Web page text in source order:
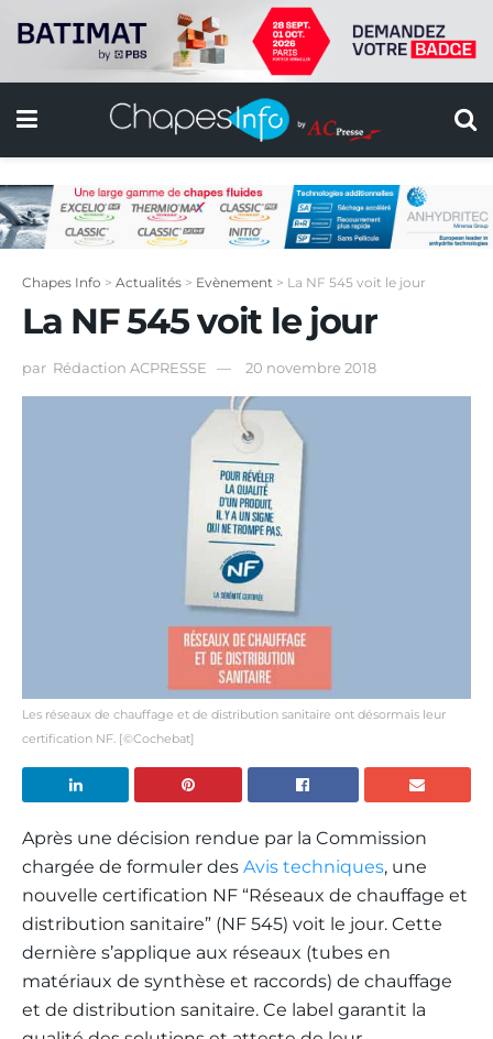
Chapes Info > Actualités > Evènement > La NF 545 voit le jour
La NF 545 voit le jour
par Rédaction ACPRESSE 20 novembre 2018
Les réseaux de chauffage et de distribution sanitaire ont désormais leur
certification NF. [©Cochebat]
Après une décision rendue par la Commission
chargée de formuler des Avis techniques, une
nouvelle certification NF “Réseaux de chauffage et
distribution sanitaire” (NF 545) voit le jour. Cette
dernière s’applique aux réseaux (tubes en
matériaux de synthèse et raccords) de chauffage
et de distribution sanitaire. Ce label garantit la